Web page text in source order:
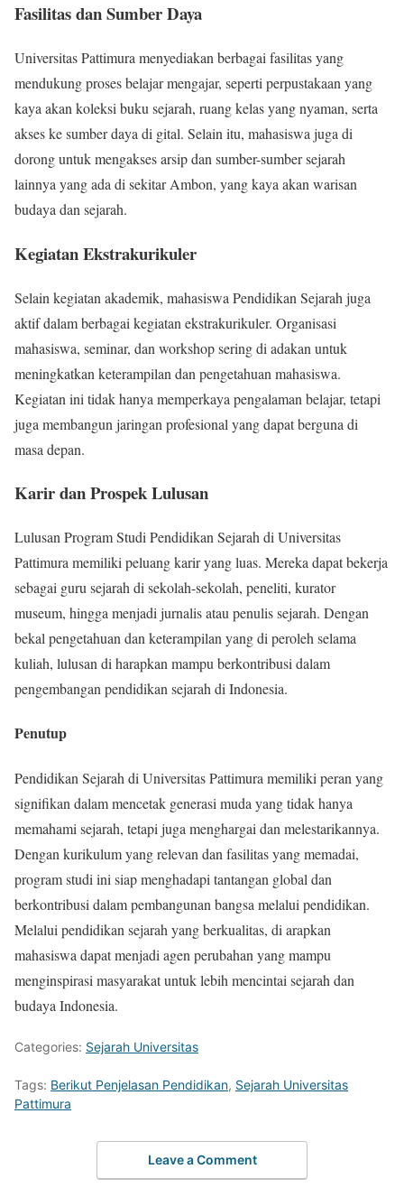
Fasilitas dan Sumber Daya
Universitas Pattimura menyediakan berbagai fasilitas yang
mendukung proses belajar mengajar, seperti perpustakaan yang
kaya akan koleksi buku sejarah, ruang kelas yang nyaman, serta
akses ke sumber daya di gital. Selain itu, mahasiswa juga di
dorong untuk mengakses arsip dan sumber-sumber sejarah
lainnya yang ada di sekitar Ambon, yang kaya akan warisan
budaya dan sejarah.
Kegiatan Ekstrakurikuler
Selain kegiatan akademik, mahasiswa Pendidikan Sejarah juga
aktif dalam berbagai kegiatan ekstrakurikuler. Organisasi
mahasiswa, seminar, dan workshop sering di adakan untuk
meningkatkan keterampilan dan pengetahuan mahasiswa.
Kegiatan ini tidak hanya memperkaya pengalaman belajar, tetapi
juga membangun jaringan profesional yang dapat berguna di
masa depan.
Karir dan Prospek Lulusan
Lulusan Program Studi Pendidikan Sejarah di Universitas
Pattimura memiliki peluang karir yang luas. Mereka dapat bekerja
sebagai guru sejarah di sekolah-sekolah, peneliti, kurator
museum, hingga menjadi jurnalis atau penulis sejarah. Dengan
bekal pengetahuan dan keterampilan yang di peroleh selama
kuliah, lulusan di harapkan mampu berkontribusi dalam
pengembangan pendidikan sejarah di Indonesia.
Penutup
Pendidikan Sejarah di Universitas Pattimura memiliki peran yang
signifikan dalam mencetak generasi muda yang tidak hanya
memahami sejarah, tetapi juga menghargai dan melestarikannya.
Dengan kurikulum yang relevan dan fasilitas yang memadai,
program studi ini siap menghadapi tantangan global dan
berkontribusi dalam pembangunan bangsa melalui pendidikan.
Melalui pendidikan sejarah yang berkualitas, di arapkan
mahasiswa dapat menjadi agen perubahan yang mampu
menginspirasi masyarakat untuk lebih mencintai sejarah dan
budaya Indonesia.
Categories: Sejarah Universitas
Tags: Berikut Penjelasan Pendidikan, Sejarah Universitas
Pattimura
Leave a Comment